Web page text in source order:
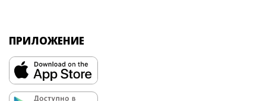
ПРИЛОЖЕНИЕ